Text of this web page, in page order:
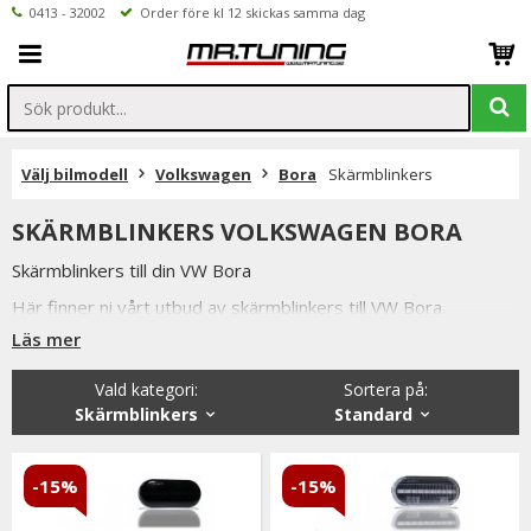
0413 - 32002 Order före kl 12 skickas samma dag
Välj bilmodell Volkswagen Bora Skärmblinkers
SKÄRMBLINKERS VOLKSWAGEN BORA
Skärmblinkers till din VW Bora
Här finner ni vårt utbud av skärmblinkers till VW Bora.
Vi har flertalet olika modeller av skärmblinkers.
Samtliga av dessa är e-märkta och godkända för Svensk
Bilprovning.
Läs mer
Sortera på:
Standard
Vald kategori:
Skärmblinkers
-15% -15%